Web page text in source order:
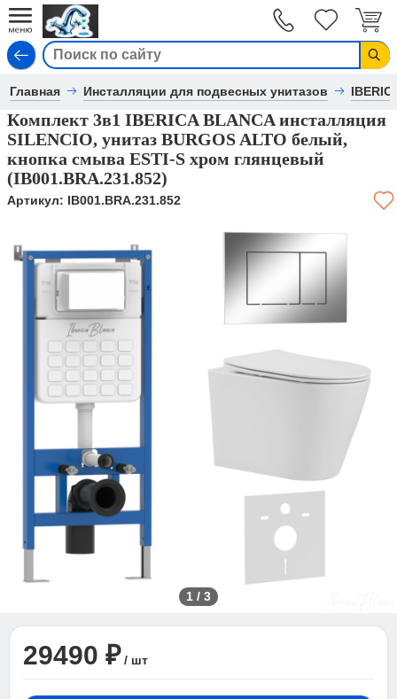
Главная Инсталляции для подвесных унитазов
Комплект 3в1 IBERICA BLANCA инсталляция
SILENCIO, унитаз BURGOS ALTO белый,
кнопка смыва ESTI-S хром глянцевый
(IB001.BRA.231.852)
Артикул: IB001.BRA.231.852
1 / 3
29490 ₽ / шт